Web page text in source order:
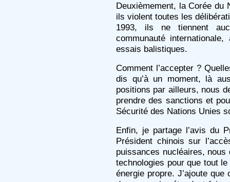
Deuxièmement, la Corée du
ils violent toutes les
1993, ils ne tiennent
communauté
essais balistiques.
Comment l’accepter ?
dis qu’à un moment, là
positions par ailleurs, nous
prendre des sanctions et
Sécurité des Nations Unies
Enfin, je partage l’avis du
Président chinois sur
puissances nucléaires,
technologies pour que tout
énergie propre. J’ajoute que